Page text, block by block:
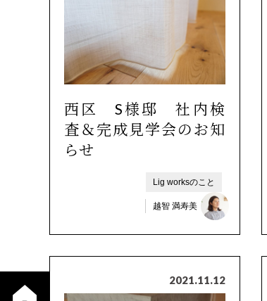
西区 S様邸 社内検
査＆完成見学会のお知
らせ
Lig worksのこと
越智 満寿美
2021.11.12